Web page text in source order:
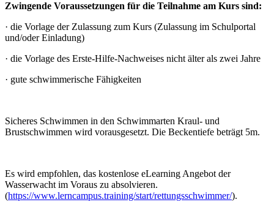
Zwingende Voraussetzungen für die Teilnahme am Kurs sind:
· die Vorlage der Zulassung zum Kurs (Zulassung im Schulportal
und/oder Einladung)
· die Vorlage des Erste-Hilfe-Nachweises nicht älter als zwei Jahre
· gute schwimmerische Fähigkeiten
Sicheres Schwimmen in den Schwimmarten Kraul- und
Brustschwimmen wird vorausgesetzt. Die Beckentiefe beträgt 5m.
Es wird empfohlen, das kostenlose eLearning Angebot der
Wasserwacht im Voraus zu absolvieren.
(https://www.lerncampus.training/start/rettungsschwimmer/).